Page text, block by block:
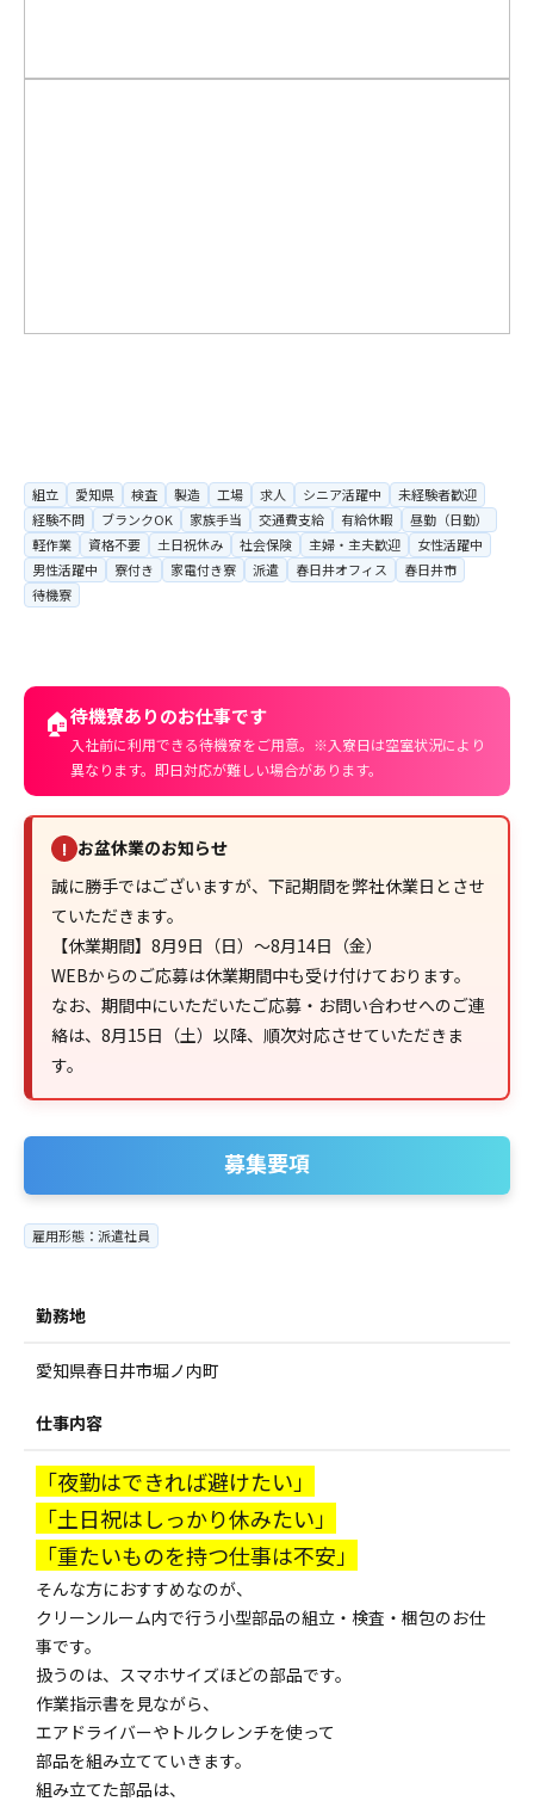
組立 愛知県 検査 製造 工場 求人 シニア活躍中
未経験者歓迎
経験不問
ブランクOK 家族手当 交通費支給 有給休暇
昼勤（日勤）
軽作業
資格不要 土日祝休み 社会保険 主婦・主夫歓迎
女性活躍中
男性活躍中
寮付き 家電付き寮 派遣 春日井オフィス
春日井市
待機寮
🏠待機寮ありのお仕事です
入社前に利用できる待機寮をご用意。※入寮日は空室状況により
異なります。即日対応が難しい場合があります。
! お盆休業のお知らせ
誠に勝手ではございますが、下記期間を弊社休業日とさせ
ていただきます。
【休業期間】8月9日（日）～8月14日（金）
WEBからのご応募は休業期間中も受け付けております。
なお、期間中にいただいたご応募・お問い合わせへのご連
絡は、8月15日（土）以降、順次対応させていただきま
す。
募集要項
雇用形態：派遣社員
勤務地
愛知県春日井市堀ノ内町
仕事内容
「夜勤はできれば避けたい」
「土日祝はしっかり休みたい」
「重たいものを持つ仕事は不安」
そんな方におすすめなのが、
クリーンルーム内で行う小型部品の組立・検査・梱包のお仕
事です。
扱うのは、スマホサイズほどの部品です。
作業指示書を見ながら、
エアドライバーやトルクレンチを使って
部品を組み立てていきます。
組み立てた部品は、